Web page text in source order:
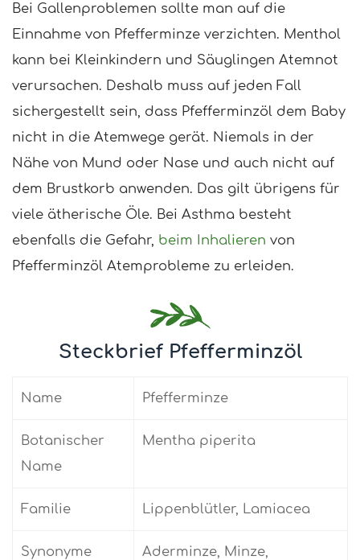
Bei Gallenproblemen sollte man auf die
Einnahme von Pfefferminze verzichten. Menthol
kann bei Kleinkindern und Säuglingen Atemnot
verursachen. Deshalb muss auf jeden Fall
sichergestellt sein, dass Pfefferminzöl dem Baby
nicht in die Atemwege gerät. Niemals in der
Nähe von Mund oder Nase und auch nicht auf
dem Brustkorb anwenden. Das gilt übrigens für
viele ätherische Öle. Bei Asthma besteht
ebenfalls die Gefahr, beim Inhalieren von
Pfefferminzöl Atemprobleme zu erleiden.
Steckbrief Pfefferminzöl
Name Pfefferminze
Botanischer
Name
Mentha piperita
Familie Lippenblütler, Lamiacea
Synonyme
Aderminze, Minze,